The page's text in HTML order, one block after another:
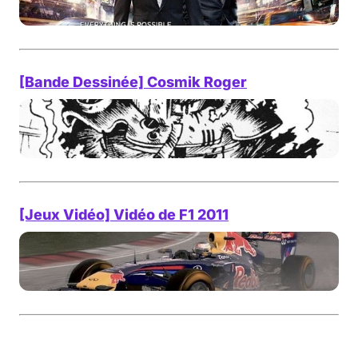
[Bande Dessinée] Cosmik Roger
[Jeux Vidéo] Vidéo de F1 2011